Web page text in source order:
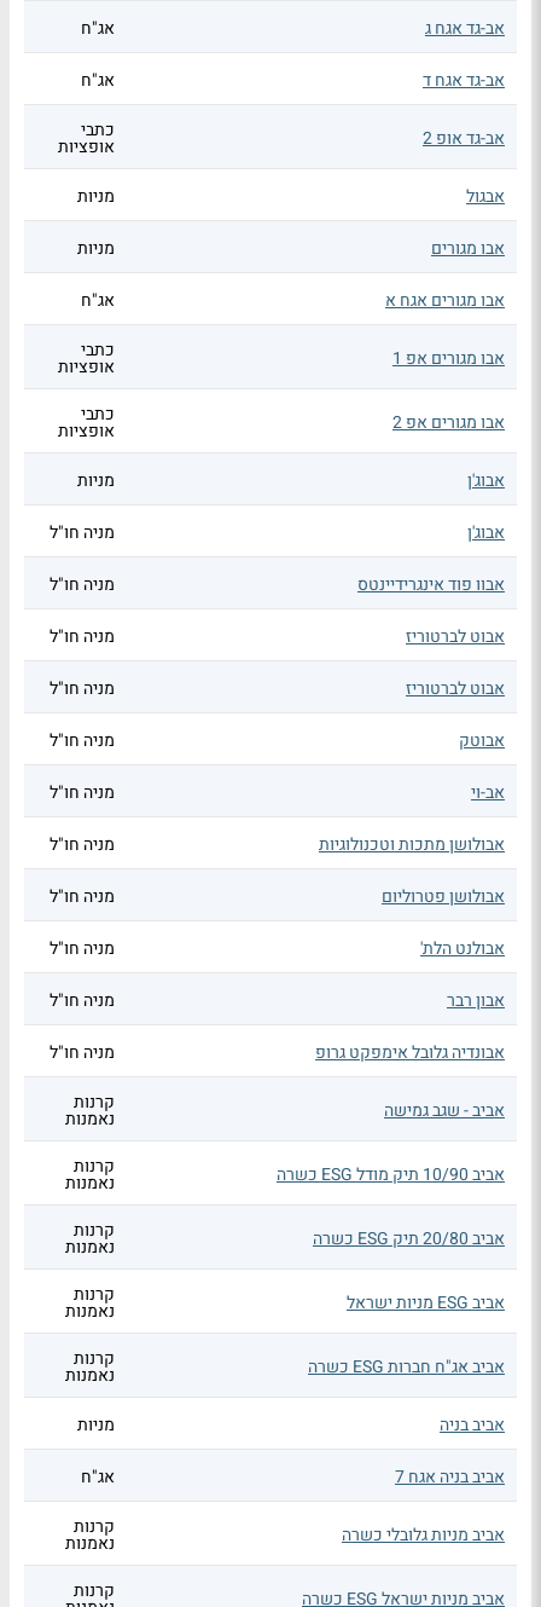
אב-גד אגח ג אג"ח
אב-גד אגח ד אג"ח
אב-גד אופ 2 כתבי
אופציות
אבגול
מניות
אבו מגורים מניות
אבו מגורים אגח א אג"ח
אבו מגורים אפ 1 כתבי
אופציות
אבו מגורים אפ 2 כתבי
אופציות
אבוג'ן
מניות
אבוג'ן מניה חו"ל
אבוו פוד אינגרידיינטס מניה חו"ל
אבוט לברטוריז מניה חו"ל
אבוט לברטוריז מניה חו"ל
אבוטק מניה חו"ל
אב-וי מניה חו"ל
אבולושן מתכות וטכנולוגיות מניה חו"ל
אבולושן פטרוליום מניה חו"ל
אבולנט הלת' מניה חו"ל
אבון רבר מניה חו"ל
אבונדיה גלובל אימפקט גרופ מניה חו"ל
אביב - שגב גמישה קרנות
נאמנות
אביב 10/90 תיק מודל ESG כשרה קרנות
נאמנות
אביב 20/80 תיק ESG כשרה קרנות
נאמנות
אביב ESG מניות ישראל קרנות
נאמנות
אביב אג"ח חברות ESG כשרה קרנות
נאמנות
אביב בניה
מניות
אביב בניה אגח 7 אג"ח
אביב מניות גלובלי כשרה קרנות
נאמנות
אביב מניות ישראל ESG כשרה קרנות